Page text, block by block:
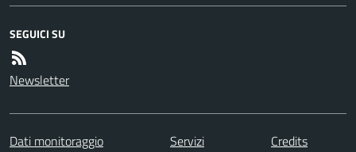
SEGUICI SU
Newsletter
Dati monitoraggio Servizi
Credits